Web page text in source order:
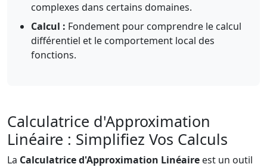
complexes dans certains domaines.
Calcul : Fondement pour comprendre le calcul
différentiel et le comportement local des
fonctions.
Calculatrice d'Approximation
Linéaire : Simplifiez Vos Calculs
La Calculatrice d'Approximation Linéaire est un outil